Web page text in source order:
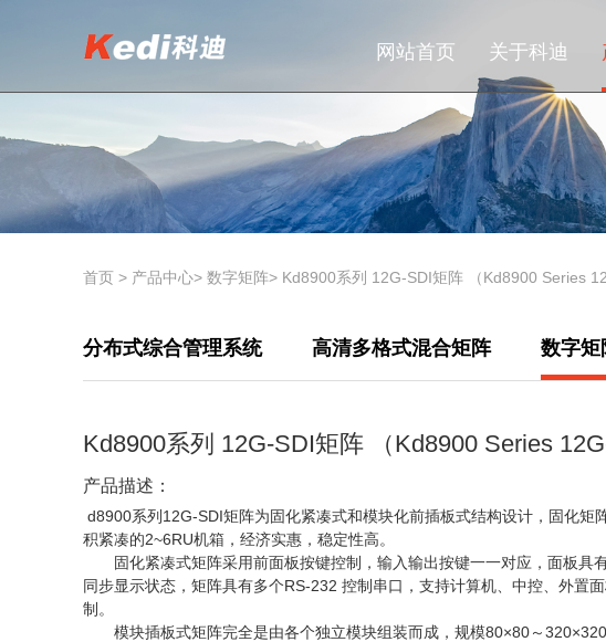
网站首页 关于科迪
首页> 产品中心> 数字矩阵> Kd8900系列 12G-SDI矩阵 （Kd8900 Series
分布式综合管理系统 高清多格式混合矩阵 数字矩
Kd8900系列 12G-SDI矩阵 （Kd8900 Series
产品描述：
d8900系列12G-SDI矩阵为固化紧凑式和模块化前插板式结构设计，固化矩
积紧凑的2~6RU机箱，经济实惠，稳定性高。
固化紧凑式矩阵采用前面板按键控制，输入输出按键一一对应，面板具
同步显示状态，矩阵具有多个RS-232 控制串口，支持计算机、中控、外置
制。
模块插板式矩阵完全是由各个独立模块组装而成，规模80×80～